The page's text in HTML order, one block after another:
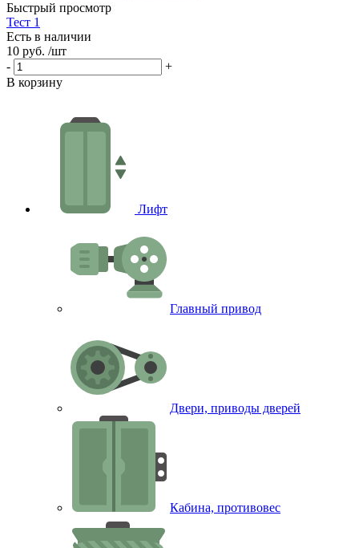
Быстрый просмотр
Тест 1
Есть в наличии
10 руб. /шт
-
+
В корзину
Лифт
Главный привод
Двери, приводы дверей
Кабина, противовес